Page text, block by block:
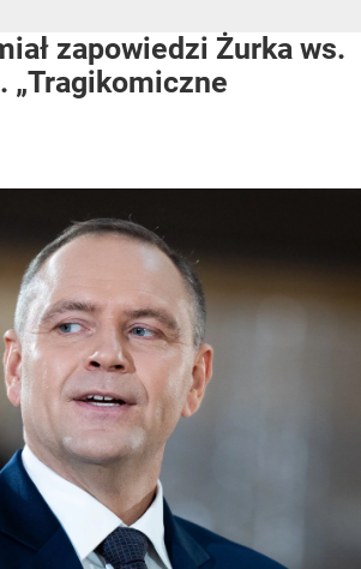
zapowiedzi Żurka ws.
„Tragikomiczne